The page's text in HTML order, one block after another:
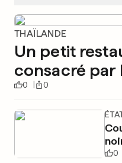
THAÏLANDE
Un petit
consacré par
0 0
0